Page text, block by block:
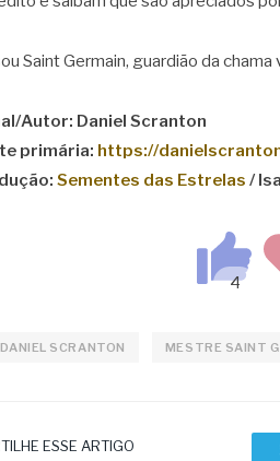
Saint Germain, guardião da chama
Autor: Daniel Scranton
primária: https://
Sementes das Estrelas /
DANIEL SCRANTON MESTRE SAINT
ESSE ARTIGO